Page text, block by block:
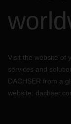
Visit the website of
services and
DACHSER from a
website: